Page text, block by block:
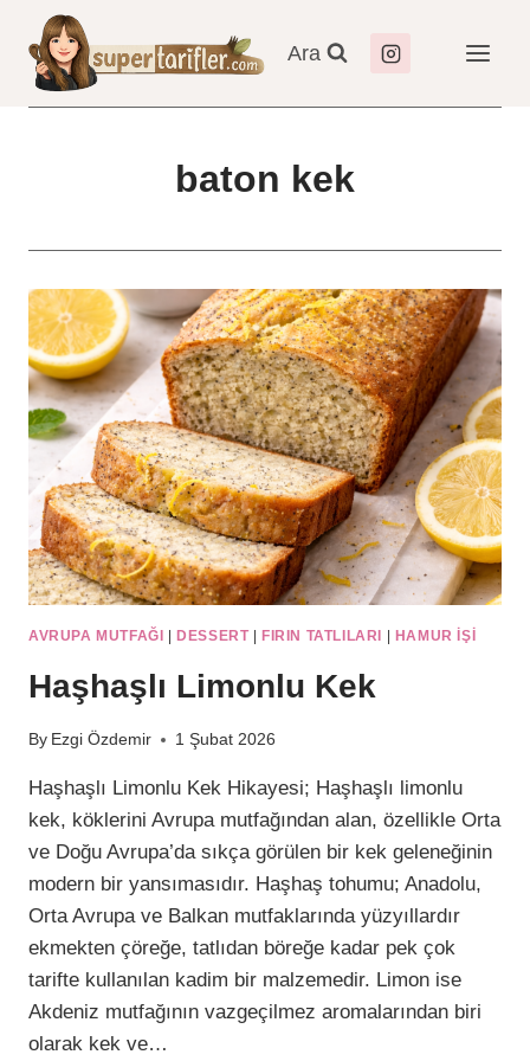
content
Ara
baton kek
AVRUPA MUTFAĞI |DESSERT|FIRIN TATLILARI | HAMUR IŞI
Haşhaşlı Limonlu Kek
By Ezgi Özdemir 1 Şubat 2026
Haşhaşlı Limonlu Kek Hikayesi; Haşhaşlı limonlu
kek, köklerini Avrupa mutfağından alan, özellikle Orta
ve Doğu Avrupa’da sıkça görülen bir kek geleneğinin
modern bir yansımasıdır. Haşhaş tohumu; Anadolu,
Orta Avrupa ve Balkan mutfaklarında yüzyıllardır
ekmekten çöreğe, tatlıdan böreğe kadar pek çok
tarifte kullanılan kadim bir malzemedir. Limon ise
Akdeniz mutfağının vazgeçilmez aromalarından biri
olarak kek ve…